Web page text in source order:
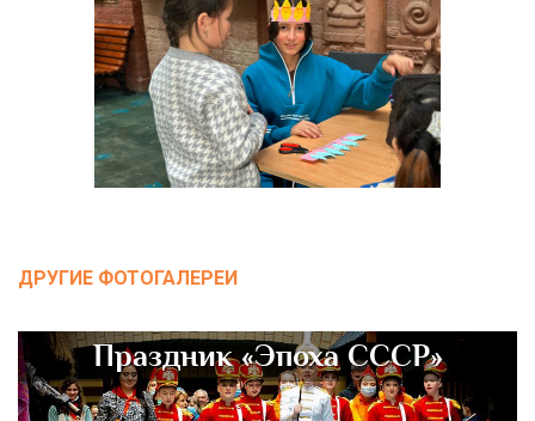
ДРУГИЕ ФОТОГАЛЕРЕИ
Праздник «Эпоха СССР»